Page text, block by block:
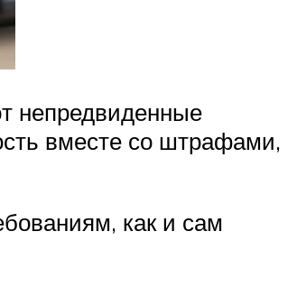
непредвиденные
вместе со штрафами,
как и сам